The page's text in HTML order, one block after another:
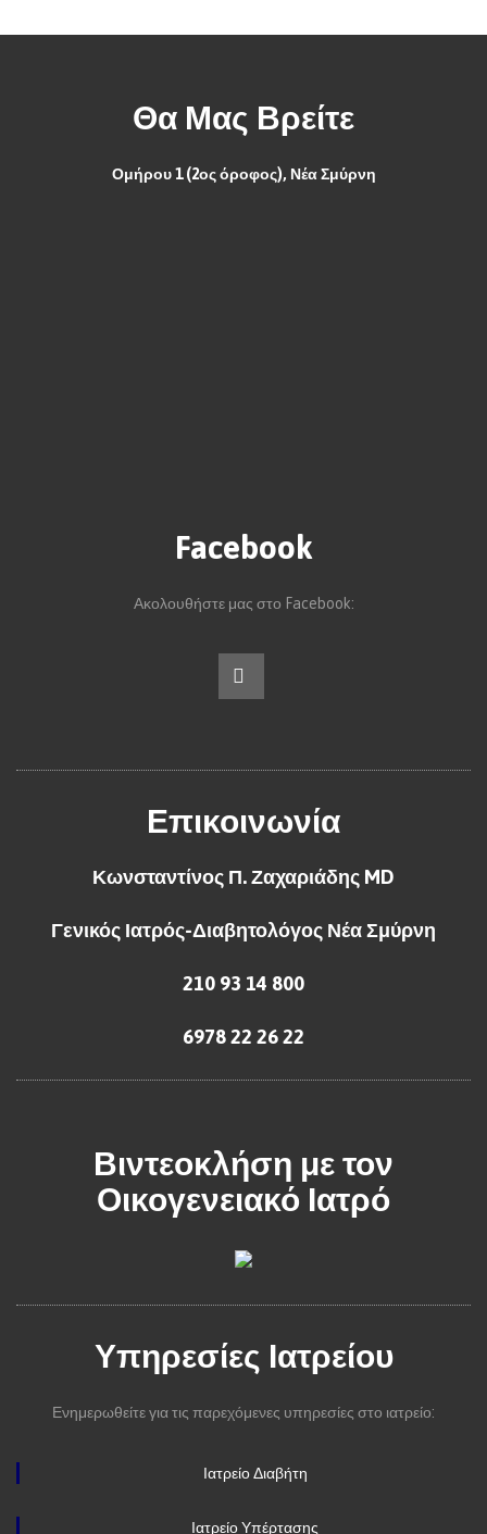
Θα Μας Βρείτε
Ομήρου 1 (2ος όροφος), Νέα Σμύρνη
Facebook
Ακολουθήστε μας στο Facebook:
Επικοινωνία
Κωνσταντίνος Π. Ζαχαριάδης MD
Γενικός Ιατρός-Διαβητολόγος Νέα Σμύρνη
210 93 14 800
6978 22 26 22
Βιντεοκλήση με τον
Οικογενειακό Ιατρό
Υπηρεσίες Ιατρείου
Ενημερωθείτε για τις παρεχόμενες υπηρεσίες στο ιατρείο:
Ιατρείο Διαβήτη
Ιατρείο Υπέρτασης